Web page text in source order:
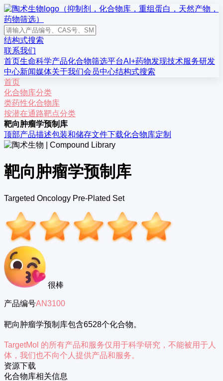
结构式搜索
联系我们
首页生命科学产品化合物筛选平台AI+药物发现技术服务研发
中心新闻媒体关于我们会员中心结构式搜索
首页
化合物库分类
类药性化合物库
按潜在通路靶点分类
靶向肿瘤学预制库
顶部产品描述包装和储存文件下载化合物库定制
靶向肿瘤学预制库
Targeted Oncology Pre-Plated Set
很棒
产品编号AN3100
靶向肿瘤学预制库包含6528个化合物。
TargetMol 的所有产品和服务仅用于科学研究，不能被用于人
体，我们也不向个人提供产品和服务。
资源下载
化合物库相关信息